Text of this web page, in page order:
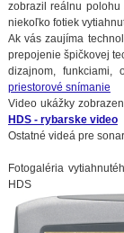
zobrazil reálnu polohu
niekoľko fotiek
Ak vás zaujíma
prepojenie špičkovej
dizajnom, funkciami,
priestorové snímanie
Video ukážky
HDS - rybarske video
Ostatné videá pre
Fotogaléria
HDS